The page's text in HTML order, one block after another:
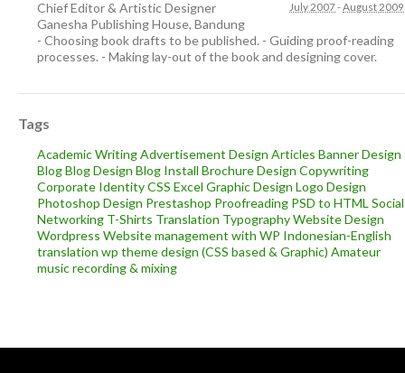
Chief Editor & Artistic Designer
Ganesha Publishing House, Bandung
July 2007-August 2009
- Choosing book drafts to be published. - Guiding proof-reading
processes. - Making lay-out of the book and designing cover.
Tags
Academic WritingAdvertisement Design Articles Banner Design
BlogBlog Design Blog Install Brochure Design Copywriting
Corporate IdentityCSS Excel Graphic Design Logo Design
Photoshop Design Prestashop Proofreading PSD to HTML Social
Networking T-Shirts Translation TypographyWebsite Design
Wordpress Website management with WP Indonesian-English
translation wp theme design (CSS based & Graphic) Amateur
music recording & mixing